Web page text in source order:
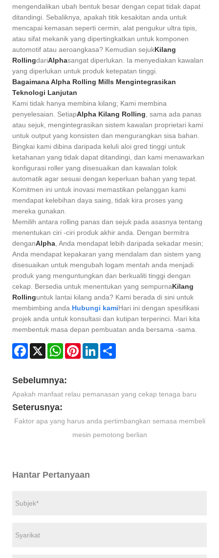
mengendalikan ubah bentuk besar dengan cepat tidak dapat
ditandingi. Sebaliknya, apakah titik kesakitan anda untuk
mencapai kemasan seperti cermin, alat pengukur ultra tipis,
atau sifat mekanik yang dipertingkatkan untuk komponen
automotif atau aeroangkasa? Kemudian sejukKilang
RollingdariAlphasangat diperlukan. Ia menyediakan kawalan
yang diperlukan untuk produk ketepatan tinggi.
Bagaimana Alpha Rolling Mills Mengintegrasikan
Teknologi Lanjutan
Kami tidak hanya membina kilang; Kami membina
penyelesaian. SetiapAlpha Kilang Rolling, sama ada panas
atau sejuk, mengintegrasikan sistem kawalan proprietari kami
untuk output yang konsisten dan mengurangkan sisa bahan.
Bingkai kami dibina daripada keluli aloi gred tinggi untuk
ketahanan yang tidak dapat ditandingi, dan kami menawarkan
konfigurasi roller yang disesuaikan dan kawalan tolok
automatik agar sesuai dengan keperluan bahan yang tepat.
Komitmen ini untuk inovasi memastikan pelanggan kami
mendapat kelebihan daya saing, tidak kira proses yang
mereka gunakan.
Memilih antara rolling panas dan sejuk pada asasnya tentang
menentukan ciri -ciri produk akhir anda. Dengan bermitra
denganAlpha, Anda mendapat lebih daripada sekadar mesin;
Anda mendapat kepakaran yang mendalam dan sistem yang
disesuaikan untuk mengubah logam mentah anda menjadi
produk yang menguntungkan dan berkualiti tinggi dengan
cekap. Bersedia untuk menentukan yang sempurnaKilang
Rollinguntuk lantai kilang anda? Kami berada di sini untuk
membimbing anda.Hubungi kamiHari ini dengan spesifikasi
projek anda untuk konsultasi dan kutipan terperinci. Mari kita
membentuk masa depan pembuatan anda bersama -sama.
Facebook
X WhatsAppPinterestLinkedIn
Sebelumnya:
Apakah manfaat relau pemanasan yang cekap tenaga baru
Seterusnya:
Faktor apa yang harus anda pertimbangkan semasa membeli
mesin pemotong berlian
Hantar Pertanyaan